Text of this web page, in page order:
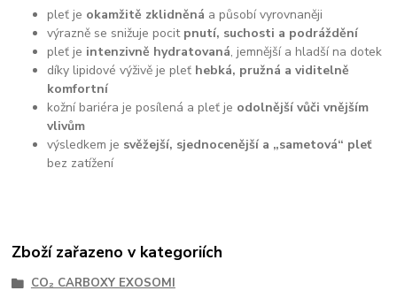
pleť je okamžitě zklidněná a působí vyrovnaněji
výrazně se snižuje pocit pnutí, suchosti a podráždění
pleť je intenzivně hydratovaná, jemnější a hladší na dotek
díky lipidové výživě je pleť hebká, pružná a viditelně
komfortní
kožní bariéra je posílená a pleť je odolnější vůči vnějším
vlivům
výsledkem je svěžejší, sjednocenější a „sametová“ pleť
bez zatížení
Zboží zařazeno v kategoriích
CO₂ CARBOXY EXOSOMI